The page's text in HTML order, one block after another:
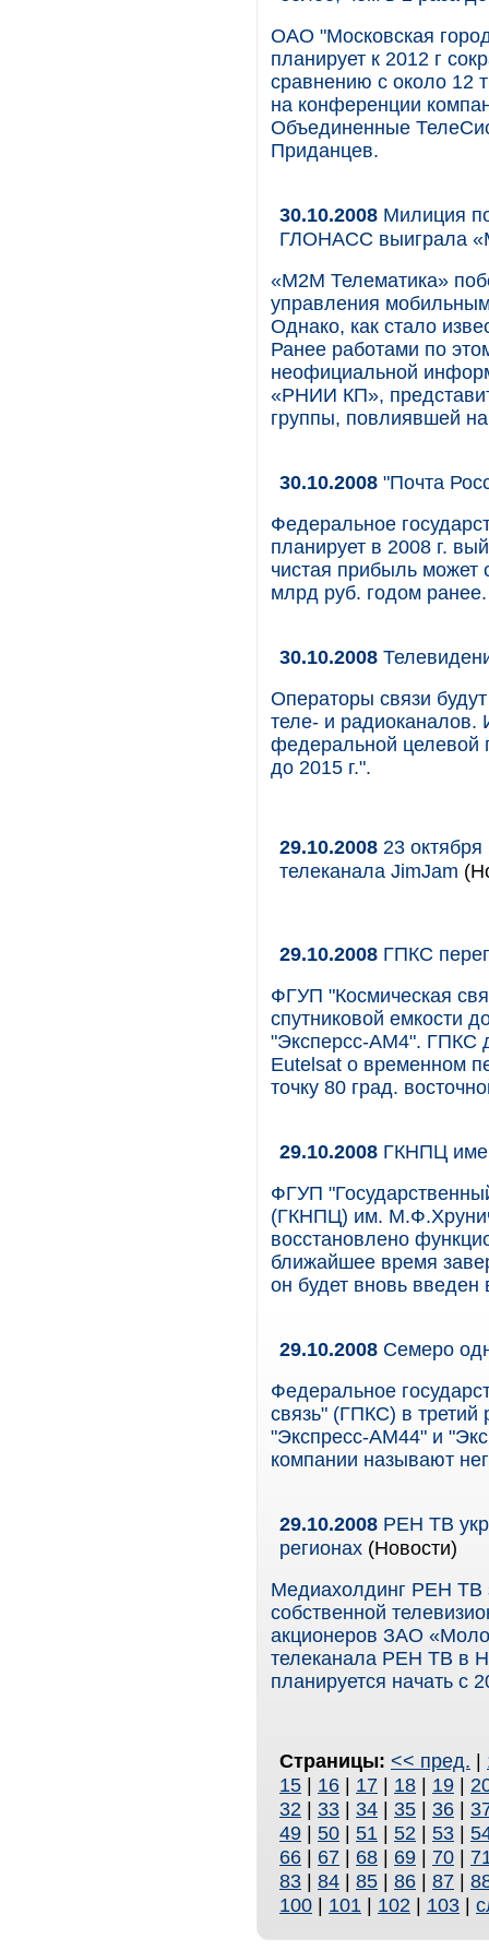
ОАО "Московская
планирует к 2012 г
сравнению с около 12
на конференции
Объединенные
Приданцев.
30.10.2008 Милиция
ГЛОНАСС выиграла
«М2М Телематика»
управления
Однако, как стало
Ранее работами по
неофициальной
«РНИИ КП»,
группы, повлиявшей
30.10.2008 "Почта
Федеральное
планирует в 2008 г.
чистая прибыль может
млрд руб. годом ранее.
30.10.2008
Операторы связи
теле- и радиоканалов.
федеральной целевой
до 2015 г.".
29.10.2008 23
телеканала JimJam
29.10.2008 ГПКС
ФГУП "Космическая
спутниковой емкости
"Эксперсс-АМ4". ГПКС
Eutelsat о временном
точку 80 град.
29.10.2008 ГКНПЦ
ФГУП
(ГКНПЦ) им.
восстановлено
ближайшее время
он будет вновь введен
29.10.2008 Семеро
Федеральное
связь" (ГПКС) в третий
"Экспресс-АМ44" и
компании называют
29.10.2008 РЕН ТВ
регионах (Новости)
Медиахолдинг РЕН ТВ
собственной
акционеров ЗАО
телеканала РЕН ТВ в
планируется начать с
Страницы: << пред. |
15 | 16 | 17 | 18 | 19 |
32 | 33 | 34 | 35 | 36 |
49 | 50 | 51 | 52 | 53 |
66 | 67 | 68 | 69 | 70 |
83 | 84 | 85 | 86 | 87 |
100 | 101 | 102 | 103 |